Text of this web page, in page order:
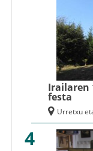
Irailaren
festa
Urretxu
4